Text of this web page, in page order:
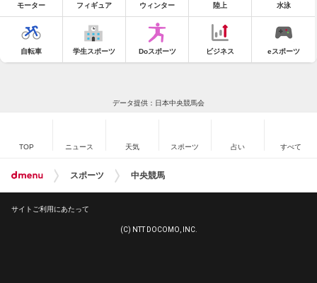
モーター フィギュア ウィンター 陸上 水泳
自転車 学生スポーツ Doスポーツ ビジネス eスポーツ
データ提供：日本中央競馬会
TOP ニュース 天気 スポーツ 占い すべて
スポーツ 中央競馬
サイトご利用にあたって
(C) NTT DOCOMO, INC.